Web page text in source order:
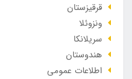
قرقیزستان
ونزوئلا
سریلانکا
هندوستان
اطلاعات عمومی